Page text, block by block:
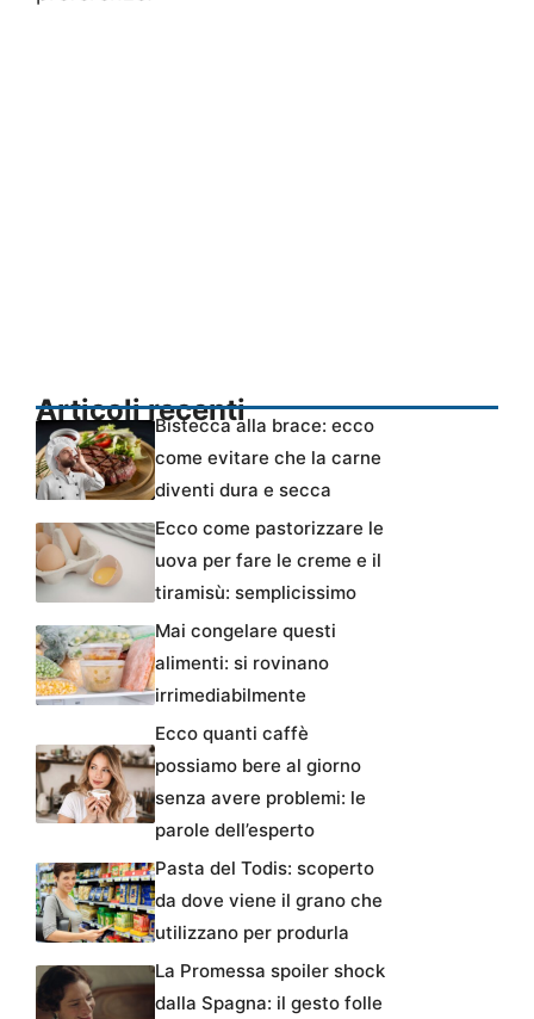
Articoli recentiBistecca alla brace: ecco
come evitare che la carne
diventi dura e secca
Ecco come pastorizzare le
uova per fare le creme e il
tiramisù: semplicissimo
Mai congelare questi
alimenti: si rovinano
irrimediabilmente
Ecco quanti caffè
possiamo bere al giorno
senza avere problemi: le
parole dell’esperto
Pasta del Todis: scoperto
da dove viene il grano che
utilizzano per produrla
La Promessa spoiler shock
dalla Spagna: il gesto folle